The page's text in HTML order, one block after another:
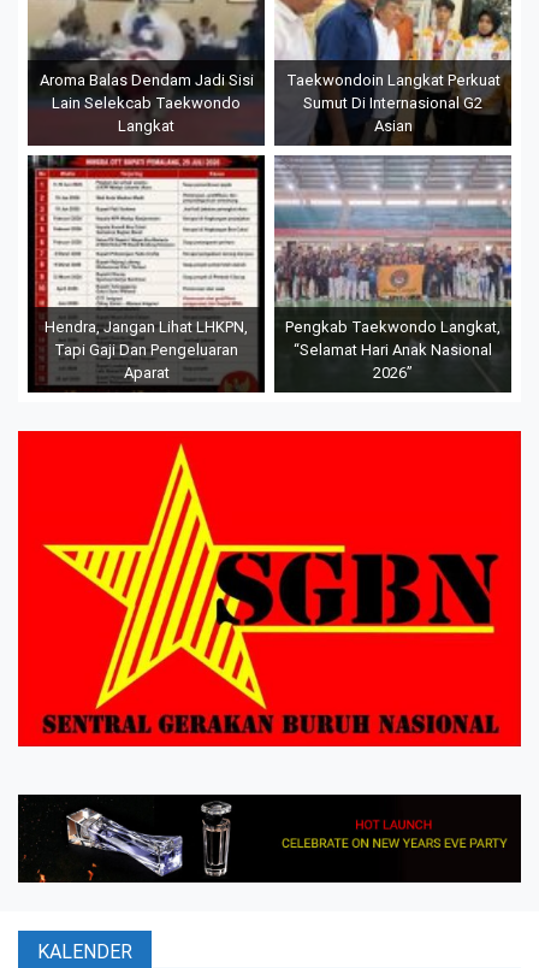
Aroma Balas Dendam Jadi Sisi
Lain Selekcab Taekwondo
Langkat
Taekwondoin Langkat Perkuat
Sumut Di Internasional G2
Asian
Hendra, Jangan Lihat LHKPN,
Tapi Gaji Dan Pengeluaran
Aparat
Pengkab Taekwondo Langkat,
“Selamat Hari Anak Nasional
2026”
KALENDER